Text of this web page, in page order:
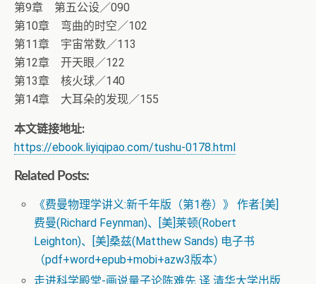
第9章 第五公设／090
第10章 弯曲的时空／102
第11章 宇宙常数／113
第12章 开天眼／122
第13章 核火球／140
第14章 大耳朵的发现／155
本文链接地址:
https://ebook.liyiqipao.com/tushu-0178.html
Related Posts:
《费曼物理学讲义:新千年版（第1卷）》 作者:[美]
费曼(Richard Feynman)、[美]莱顿(Robert
Leighton)、[美]桑兹(Matthew Sands) 电子书
（pdf+word+epub+mobi+azw3版本）
走进科学殿堂-画说量子论陈难先 译 清华大学出版